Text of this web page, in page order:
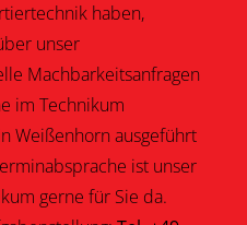
haben,
unser
Machbarkeitsanfragen
im Technikum
Weißenhorn ausgeführt
ist unser
gerne für Sie da.